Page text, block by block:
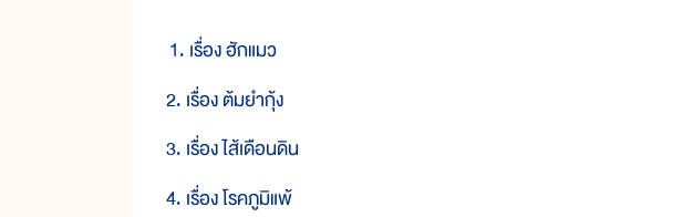
1. เรื่อง ฮักแมว
2. เรื่อง ต้มยำกุ้ง
3. เรื่อง ไส้เดือนดิน
4. เรื่อง โรคภูมิแพ้